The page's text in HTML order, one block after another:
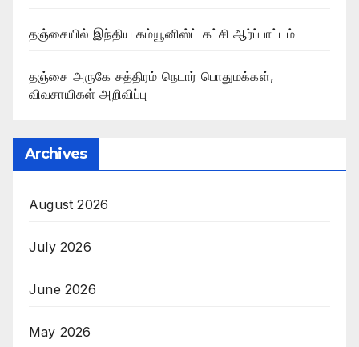
தஞ்சையில் இந்திய கம்யூனிஸ்ட் கட்சி ஆர்ப்பாட்டம்
தஞ்சை அருகே சத்திரம் நெடார் பொதுமக்கள்,
விவசாயிகள் அறிவிப்பு
Archives
August 2026
July 2026
June 2026
May 2026